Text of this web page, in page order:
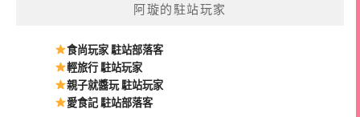
阿璇的駐站玩家
食尚玩家 駐站部落客
輕旅行 駐站玩家
親子就醬玩 駐站玩家
愛食記 駐站部落客